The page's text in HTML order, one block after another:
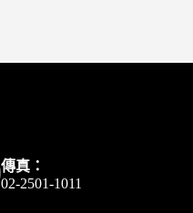
傳真：
02-2501-1011